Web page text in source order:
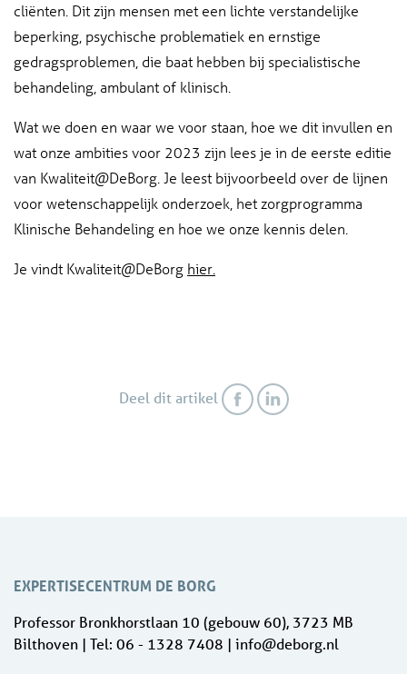
cliënten. Dit zijn mensen met een lichte verstandelijke
beperking, psychische problematiek en ernstige
gedragsproblemen, die baat hebben bij specialistische
behandeling, ambulant of klinisch.
Wat we doen en waar we voor staan, hoe we dit invullen en
wat onze ambities voor 2023 zijn lees je in de eerste editie
van Kwaliteit@DeBorg. Je leest bijvoorbeeld over de lijnen
voor wetenschappelijk onderzoek, het zorgprogramma
Klinische Behandeling en hoe we onze kennis delen.
Je vindt Kwaliteit@DeBorg hier.
Deel dit artikel
EXPERTISECENTRUM DE BORG
Professor Bronkhorstlaan 10 (gebouw 60), 3723 MB
Bilthoven | Tel: 06 - 1328 7408 | info@deborg.nl